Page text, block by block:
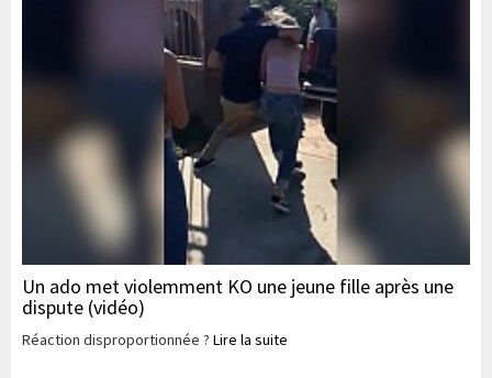
Un ado met violemment KO une jeune fille après une
dispute (vidéo)
Réaction disproportionnée ? Lire la suite